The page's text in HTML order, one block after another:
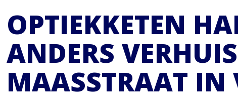
OPTIEKKETEN
ANDERS
MAASSTRAAT IN